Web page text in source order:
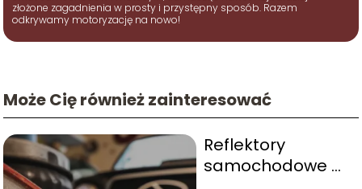
złożone zagadnienia w prosty i przystępny sposób. Razem
odkrywamy motoryzację na nowo!
Może Cię również zainteresować
Reflektory
samochodowe –